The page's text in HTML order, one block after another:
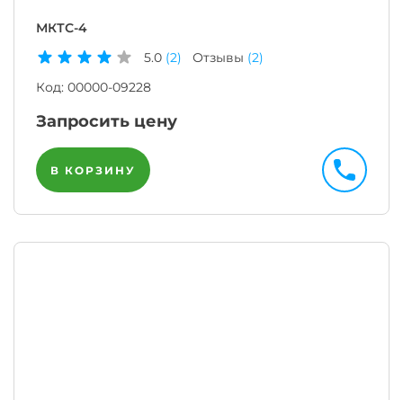
МКТС-4
5.0 (2) Отзывы (2)
Код: 00000-09228
Запросить цену
В КОРЗИНУ